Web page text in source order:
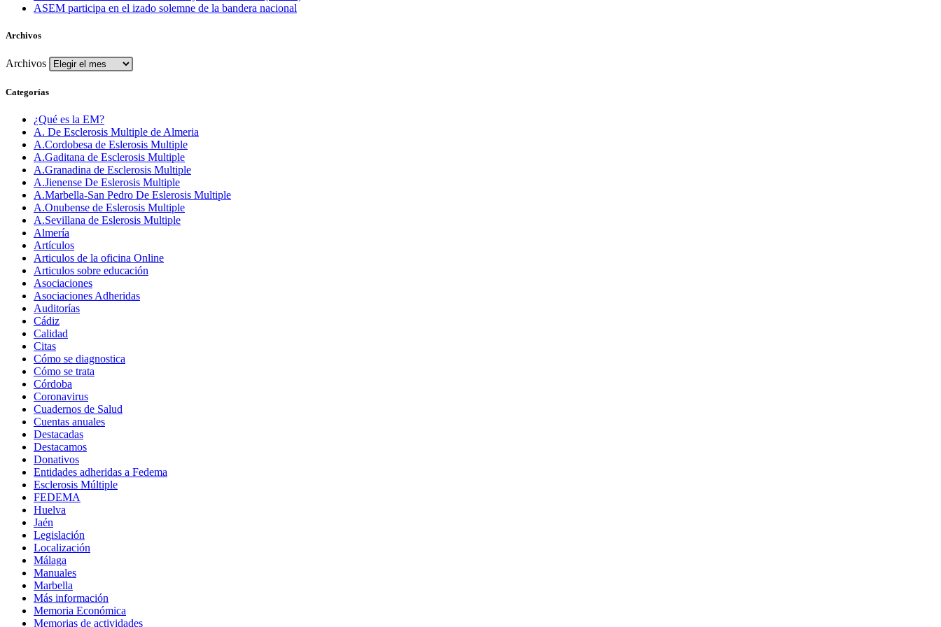
ASEM participa en el izado solemne de la bandera nacional
Archivos
Archivos
Categorías
¿Qué es la EM?
A. De Esclerosis Multiple de Almeria
A.Cordobesa de Eslerosis Multiple
A.Gaditana de Esclerosis Multiple
A.Granadina de Esclerosis Multiple
A.Jienense De Eslerosis Multiple
A.Marbella-San Pedro De Eslerosis Multiple
A.Onubense de Eslerosis Multiple
A.Sevillana de Eslerosis Multiple
Almería
Artículos
Articulos de la oficina Online
Articulos sobre educación
Asociaciones
Asociaciones Adheridas
Auditorías
Cádiz
Calidad
Citas
Cómo se diagnostica
Cómo se trata
Córdoba
Coronavirus
Cuadernos de Salud
Cuentas anuales
Destacadas
Destacamos
Donativos
Entidades adheridas a Fedema
Esclerosis Múltiple
FEDEMA
Huelva
Jaén
Legislación
Localización
Málaga
Manuales
Marbella
Más información
Memoria Económica
Memorias de actividades